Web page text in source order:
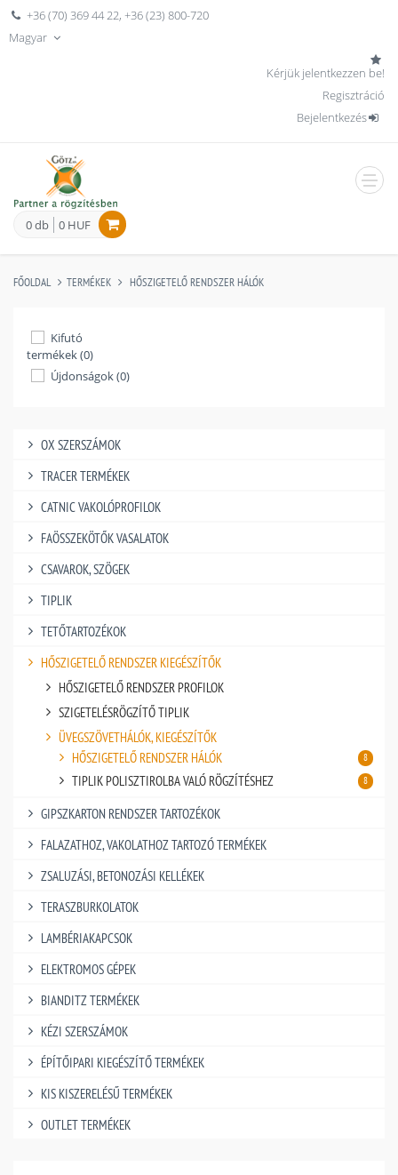
+36 (70) 369 44 22,+36 (23) 800-720
Magyar
Kérjük jelentkezzen be!
Regisztráció
Bejelentkezés
0 db 0 HUF
FŐOLDAL TERMÉKEK HŐSZIGETELŐ RENDSZER HÁLÓK
Kifutó
termékek (0)
Újdonságok (0)
OX SZERSZÁMOK
TRACER TERMÉKEK
CATNIC VAKOLÓPROFILOK
FAÖSSZEKÖTŐK VASALATOK
CSAVAROK, SZÖGEK
TIPLIK
TETŐTARTOZÉKOK
HŐSZIGETELŐ RENDSZER KIEGÉSZÍTŐK
HŐSZIGETELŐ RENDSZER PROFILOK
SZIGETELÉSRÖGZÍTŐ TIPLIK
ÜVEGSZÖVETHÁLÓK, KIEGÉSZÍTŐK
HŐSZIGETELŐ RENDSZER HÁLÓK
8
TIPLIK POLISZTIROLBA VALÓ RÖGZÍTÉSHEZ 8
GIPSZKARTON RENDSZER TARTOZÉKOK
FALAZATHOZ, VAKOLATHOZ TARTOZÓ TERMÉKEK
ZSALUZÁSI, BETONOZÁSI KELLÉKEK
TERASZBURKOLATOK
LAMBÉRIAKAPCSOK
ELEKTROMOS GÉPEK
BIANDITZ TERMÉKEK
KÉZI SZERSZÁMOK
ÉPÍTŐIPARI KIEGÉSZÍTŐ TERMÉKEK
KIS KISZERELÉSŰ TERMÉKEK
OUTLET TERMÉKEK